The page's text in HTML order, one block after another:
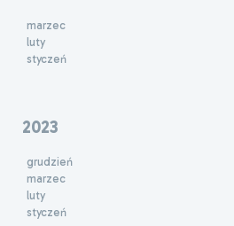
marzec
luty
styczeń
2023
grudzień
marzec
luty
styczeń